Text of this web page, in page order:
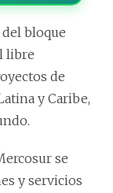
bloque
libre
de
y Caribe,
se
y servicios